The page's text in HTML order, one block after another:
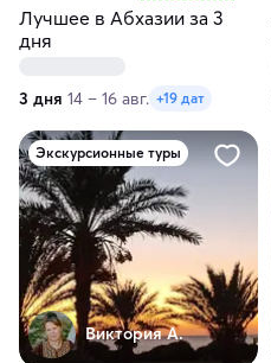
Лучшее в Абхазии за 3
дня
3 дня 14 – 16 авг. +19 дат
Экскурсионные туры
Виктория А.